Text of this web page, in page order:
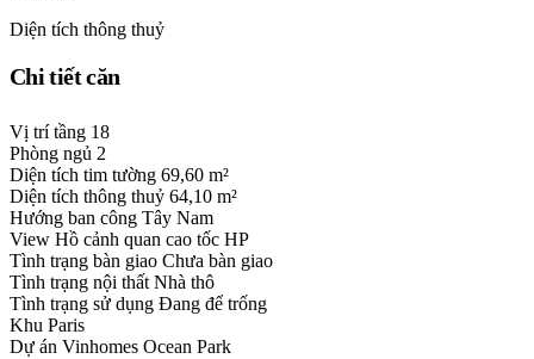
Diện tích thông thuỷ
Chi tiết căn
Vị trí tầng 18
Phòng ngủ 2
Diện tích tim tường 69,60 m²
Diện tích thông thuỷ 64,10 m²
Hướng ban công Tây Nam
View Hồ cảnh quan cao tốc HP
Tình trạng bàn giao Chưa bàn giao
Tình trạng nội thất Nhà thô
Tình trạng sử dụng Đang để trống
Khu Paris
Dự án Vinhomes Ocean Park